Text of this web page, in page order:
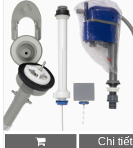
Chi tiết